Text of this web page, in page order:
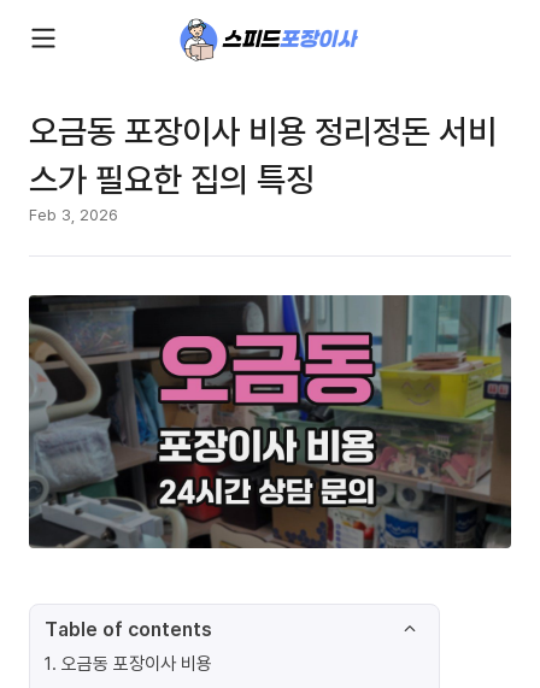
오금동 포장이사 비용 정리정돈 서비
스가 필요한 집의 특징
Feb 3, 2026
Table of contents
1. 오금동 포장이사 비용